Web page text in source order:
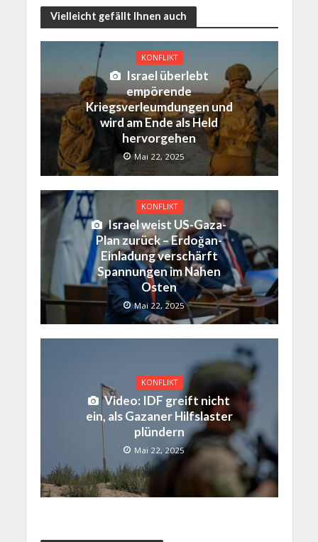
Vielleicht gefällt Ihnen auch
KONFLIKT
Israel überlebt
empörende
Kriegsverleumdungen und
wird am Ende als Held
hervorgehen
Mai 22, 2025
KONFLIKT
Israel weist US-Gaza-
Plan zurück – Erdoğan-
Einladung verschärft
Spannungen im Nahen
Osten
Mai 22, 2025
KONFLIKT
Video: IDF greift nicht
ein, als Gazaner Hilfslaster
plündern
Mai 22, 2025